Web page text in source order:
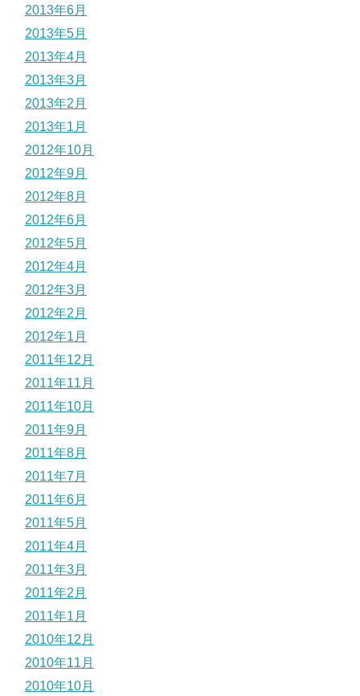
2013年6月
2013年5月
2013年4月
2013年3月
2013年2月
2013年1月
2012年10月
2012年9月
2012年8月
2012年6月
2012年5月
2012年4月
2012年3月
2012年2月
2012年1月
2011年12月
2011年11月
2011年10月
2011年9月
2011年8月
2011年7月
2011年6月
2011年5月
2011年4月
2011年3月
2011年2月
2011年1月
2010年12月
2010年11月
2010年10月